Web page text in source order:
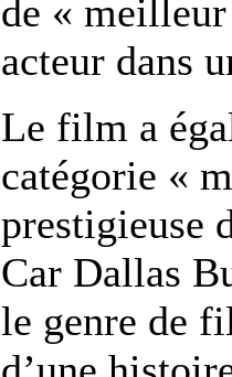
de «
acteur dans
Le film a
catégorie «
prestigieuse
Car Dallas
le genre de